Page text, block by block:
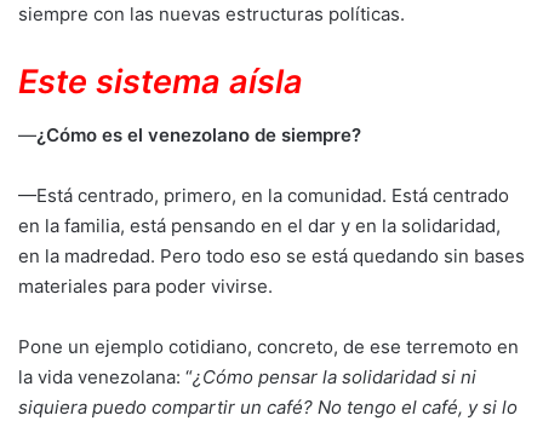
siempre con las nuevas estructuras políticas.
Este sistema aísla
—¿Cómo es el venezolano de siempre?
—Está centrado, primero, en la comunidad. Está centrado
en la familia, está pensando en el dar y en la solidaridad,
en la madredad. Pero todo eso se está quedando sin bases
materiales para poder vivirse.
Pone un ejemplo cotidiano, concreto, de ese terremoto en
la vida venezolana: “¿Cómo pensar la solidaridad si ni
siquiera puedo compartir un café? No tengo el café, y si lo